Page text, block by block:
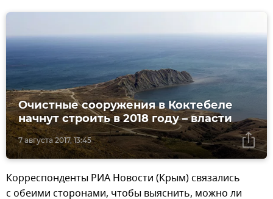
7 августа 2017, 13:45
Очистные сооружения в Коктебеле
начнут строить в 2018 году – власти
Корреспонденты РИА Новости (Крым) связались
с обеими сторонами, чтобы выяснить, можно ли